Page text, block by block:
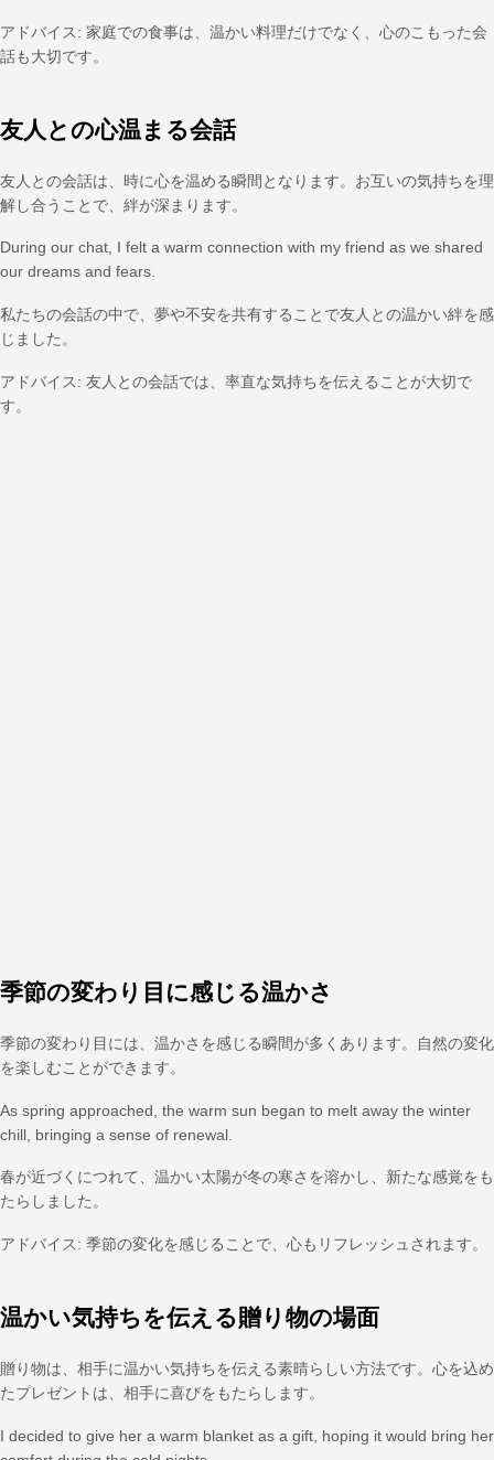
アドバイス: 家庭での食事は、温かい料理だけでなく、心のこもった会
話も大切です。
友人との心温まる会話
友人との会話は、時に心を温める瞬間となります。お互いの気持ちを理
解し合うことで、絆が深まります。
During our chat, I felt a warm connection with my friend as we shared
our dreams and fears.
私たちの会話の中で、夢や不安を共有することで友人との温かい絆を感
じました。
アドバイス: 友人との会話では、率直な気持ちを伝えることが大切で
す。
季節の変わり目に感じる温かさ
季節の変わり目には、温かさを感じる瞬間が多くあります。自然の変化
を楽しむことができます。
As spring approached, the warm sun began to melt away the winter
chill, bringing a sense of renewal.
春が近づくにつれて、温かい太陽が冬の寒さを溶かし、新たな感覚をも
たらしました。
アドバイス: 季節の変化を感じることで、心もリフレッシュされます。
温かい気持ちを伝える贈り物の場面
贈り物は、相手に温かい気持ちを伝える素晴らしい方法です。心を込め
たプレゼントは、相手に喜びをもたらします。
I decided to give her a warm blanket as a gift, hoping it would bring her